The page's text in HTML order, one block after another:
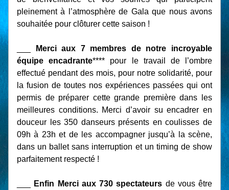
pleinement à l’atmosphère de Gala que nous avons
souhaitée pour clôturer cette saison !
Merci aux 7 membres de notre incroyable
équipe encadrante**** pour le travail de l’ombre
effectué pendant des mois, pour notre solidarité, pour
la fusion de toutes nos expériences passées qui ont
permis de préparer cette grande première dans les
meilleures conditions. Merci d’avoir su encadrer en
douceur les 350 danseurs présents en coulisses de
09h à 23h et de les accompagner jusqu’à la scène,
dans un ballet sans interruption et un timing de show
parfaitement respecté !
Enfin Merci aux 730 spectateurs de vous être